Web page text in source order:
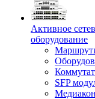
Активное
оборудование
SFP